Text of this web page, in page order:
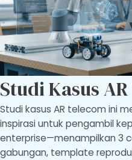
Studi Kasus
Studi kasus AR telecom ini
inspirasi untuk pengambil
enterprise—menampilkan 3
gabungan, template